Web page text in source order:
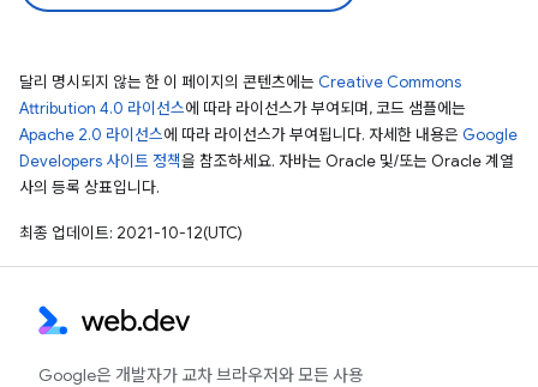
달리 명시되지 않는 한 이 페이지의 콘텐츠에는 Creative Commons
Attribution 4.0 라이선스에 따라 라이선스가 부여되며, 코드 샘플에는
Apache 2.0 라이선스에 따라 라이선스가 부여됩니다. 자세한 내용은 Google
Developers 사이트 정책을 참조하세요. 자바는 Oracle 및/또는 Oracle 계열
사의 등록 상표입니다.
최종 업데이트: 2021-10-12(UTC)
Google은 개발자가 교차 브라우저와 모든 사용